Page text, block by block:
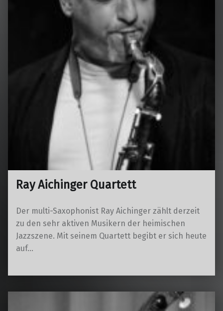
Ray Aichinger Quartett
Der multi-Saxophonist Ray Aichinger zählt derzeit
zu den sehr aktiven Musikern der heimischen
Jazzszene. Mit seinem Quartett begibt er sich heute
auf…